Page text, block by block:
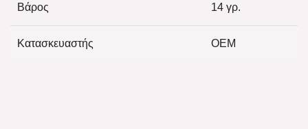
Βάρος 14 γρ.
Κατασκευαστής OEM